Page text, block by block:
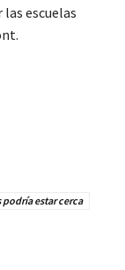
escuelas
podría estar cerca